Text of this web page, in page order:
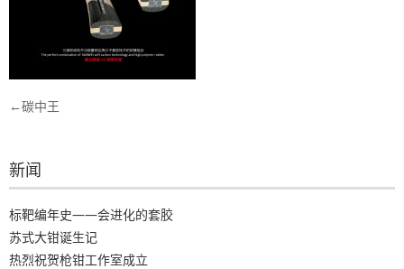
文
导
航
碳中王
新闻
标靶编年史——会进化的套胶
苏式大钳诞生记
热烈祝贺枪钳工作室成立